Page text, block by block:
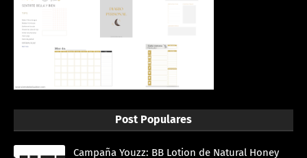
Post Populares
Campaña Youzz: BB Lotion de Natural Honey